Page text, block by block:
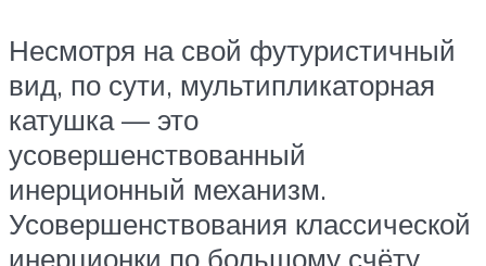
Несмотря на свой футуристичный
вид, по сути, мультипликаторная
катушка — это
усовершенствованный
инерционный механизм.
Усовершенствования классической
инерционки по большому счёту